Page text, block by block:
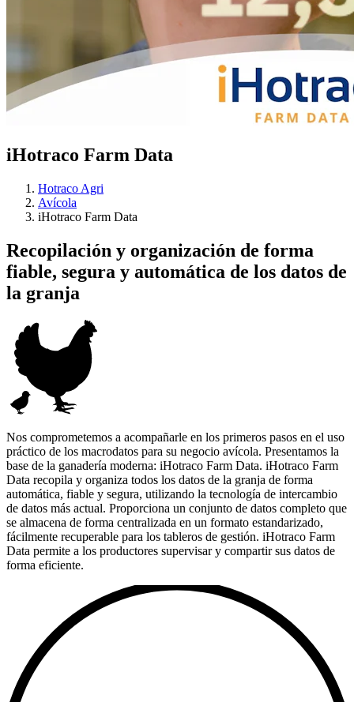
iHotraco Farm Data
Hotraco Agri
Avícola
iHotraco Farm Data
Recopilación y organización de forma
fiable, segura y automática de los datos de
la granja
Nos comprometemos a acompañarle en los primeros pasos en el uso
práctico de los macrodatos para su negocio avícola. Presentamos la
base de la ganadería moderna: iHotraco Farm Data. iHotraco Farm
Data recopila y organiza todos los datos de la granja de forma
automática, fiable y segura, utilizando la tecnología de intercambio
de datos más actual. Proporciona un conjunto de datos completo que
se almacena de forma centralizada en un formato estandarizado,
fácilmente recuperable para los tableros de gestión. iHotraco Farm
Data permite a los productores supervisar y compartir sus datos de
forma eficiente.